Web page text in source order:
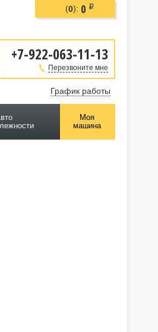
+7-922-063-11-13
Перезвоните мне
График работы
Моя
машина
(0): 0 i